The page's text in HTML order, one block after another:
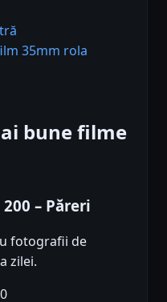
35mm rola
bune filme
– Păreri
fotografii de
zilei.